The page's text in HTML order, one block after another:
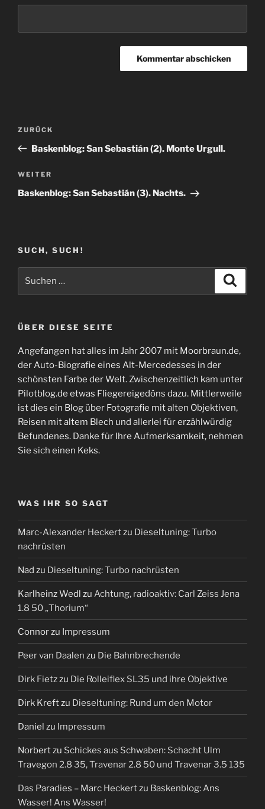
Beitragsnavigation
Vorheriger
Beitrag
ZURÜCK
Baskenblog: San Sebastián (2). Monte Urgull.
Nächster
Beitrag
WEITER
Baskenblog: San Sebastián (3). Nachts.
SUCH, SUCH!
ÜBER DIESE SEITE
Angefangen hat alles im Jahr 2007 mit Moorbraun.de,
der Auto-Biografie eines Alt-Mercedesses in der
schönsten Farbe der Welt. Zwischenzeitlich kam unter
Pilotblog.de etwas Fliegereigedöns dazu. Mittlerweile
ist dies ein Blog über Fotografie mit alten Objektiven,
Reisen mit altem Blech und allerlei für erzählwürdig
Befundenes. Danke für Ihre Aufmerksamkeit, nehmen
Sie sich einen Keks.
WAS IHR SO SAGT
Marc-Alexander Heckertzu Dieseltuning: Turbo
nachrüsten
Nad zu Dieseltuning: Turbo nachrüsten
Karlheinz Wedl zu Achtung, radioaktiv: Carl Zeiss Jena
1.8 50 „Thorium“
Connorzu Impressum
Peer van Daalen zu Die Bahnbrechende
Dirk Fietzzu Die Rolleiflex SL35 und ihre Objektive
Dirk Kreftzu Dieseltuning: Rund um den Motor
Daniel zu Impressum
Norbertzu Schickes aus Schwaben: Schacht Ulm
Travegon 2.8 35, Travenar 2.8 50 und Travenar 3.5 135
Das Paradies – Marc Heckertzu Baskenblog: Ans
Wasser! Ans Wasser!